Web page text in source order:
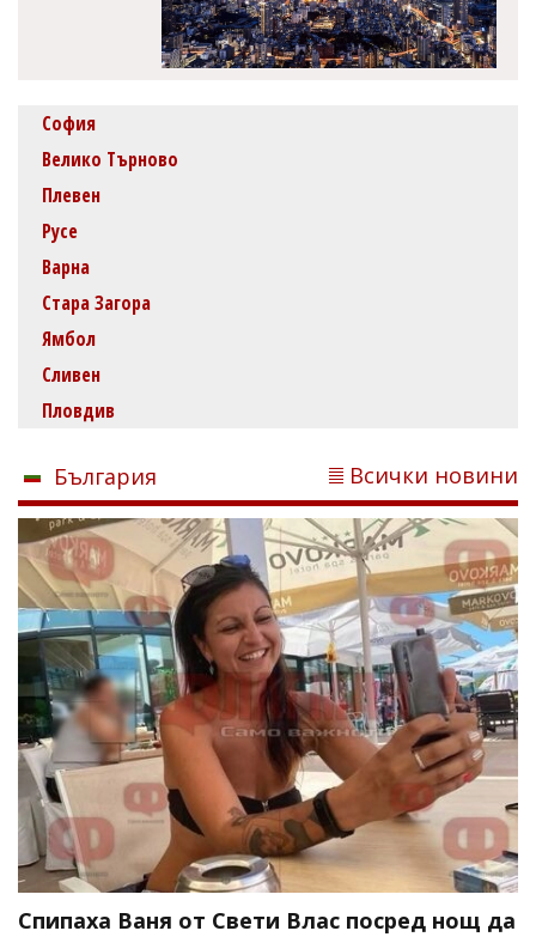
София
Велико Търново
Плевен
Русе
Варна
Стара Загора
Ямбол
Сливен
Пловдив
България Всички новини
Спипаха Ваня от Свети Влас посред нощ да